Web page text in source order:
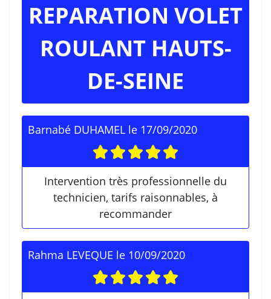
REPARATION VOLET
ROULANT HAUTS-
DE-SEINE
Barnabé DUHAMEL le 17/09/2020
Intervention très professionnelle du
technicien, tarifs raisonnables, à
recommander
Rahma LEVEQUE le 10/09/2020